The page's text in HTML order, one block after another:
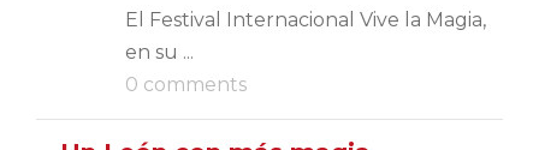
El Festival Internacional Vive la Magia,
en su ...
0 comments